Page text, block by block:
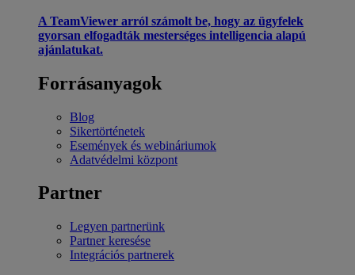
A TeamViewer arról számolt be, hogy az ügyfelek
gyorsan elfogadták mesterséges intelligencia alapú
ajánlatukat.
Forrásanyagok
Blog
Sikertörténetek
Események és webináriumok
Adatvédelmi központ
Partner
Legyen partnerünk
Partner keresése
Integrációs partnerek